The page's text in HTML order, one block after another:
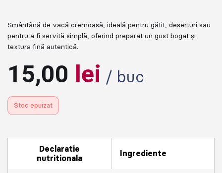
Smântână de vacă cremoasă, ideală pentru gătit, deserturi sau
pentru a fi servită simplă, oferind preparat un gust bogat și
textura fină autentică.
15,00 lei / buc
Stoc epuizat
Declaratie
nutritionala
Ingrediente